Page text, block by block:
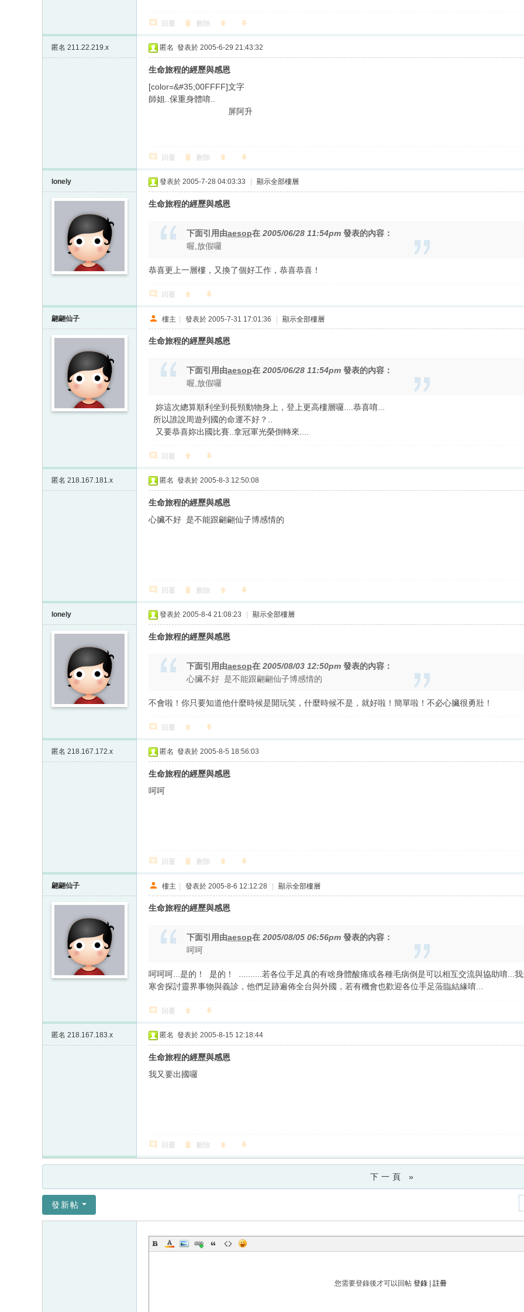
回覆 刪除
匿名 211.22.219.x 匿名 發表於 2005-6-29 21:43:32
生命旅程的經歷與感恩
[color=&#35;00FFFF]文字
師姐..保重身體唷..
屏阿升
回覆 刪除
lonely 發表於 2005-7-28 04:03:33 顯示全部樓層
生命旅程的經歷與感恩
下面引用由aesop在 2005/06/28 11:54pm 發表的內容：
喔,放假囉
恭喜更上一層樓，又換了個好工作，恭喜恭喜！
回覆
翩翩仙子 樓主 | 發表於 2005-7-31 17:01:36 | 顯示全部樓層
生命旅程的經歷與感恩
下面引用由aesop在 2005/06/28 11:54pm 發表的內容：
喔,放假囉
妳這次總算順利坐到長頸動物身上，登上更高樓層囉....恭喜唷...
所以誰說周遊列國的命運不好？..
又要恭喜妳出國比賽..拿冠軍光榮倒轉來....
回覆
匿名 218.167.181.x 匿名 發表於 2005-8-3 12:50:08
生命旅程的經歷與感恩
心臟不好 是不能跟翩翩仙子博感情的
回覆 刪除
lonely 發表於 2005-8-4 21:08:23 顯示全部樓層
生命旅程的經歷與感恩
下面引用由aesop在 2005/08/03 12:50pm 發表的內容：
心臟不好 是不能跟翩翩仙子博感情的
不會啦！你只要知道他什麼時候是開玩笑，什麼時候不是，就好啦！簡單啦！不必心臟很勇壯！
回覆
匿名 218.167.172.x 匿名 發表於 2005-8-5 18:56:03
生命旅程的經歷與感恩
呵呵
回覆 刪除
翩翩仙子 樓主 | 發表於 2005-8-6 12:12:28 | 顯示全部樓層
生命旅程的經歷與感恩
下面引用由aesop在 2005/08/05 06:56pm 發表的內容：
呵呵
呵呵呵...是的！ 是的！
..........若各位手足真的有啥身體酸痛或各種毛病倒是可以相互交流與協助唷...
寒舍探討靈界事物與義診，他們足跡遍佈全台與外國，若有機會也歡迎各位手足蒞臨結緣唷...
回覆
匿名 218.167.183.x 匿名 發表於 2005-8-15 12:18:44
生命旅程的經歷與感恩
我又要出國囉
回覆 刪除
下一頁 »
發新帖
您需要登錄後才可以回帖 登錄| 註冊